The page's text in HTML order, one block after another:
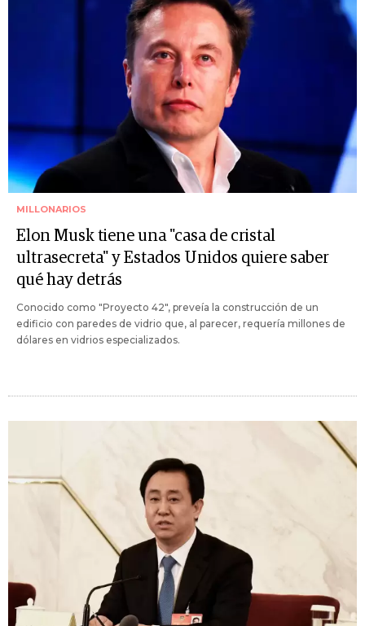
MILLONARIOS
Elon Musk tiene una "casa de cristal
ultrasecreta" y Estados Unidos quiere saber
qué hay detrás
Conocido como "Proyecto 42", preveía la construcción de un
edificio con paredes de vidrio que, al parecer, requería millones de
dólares en vidrios especializados.